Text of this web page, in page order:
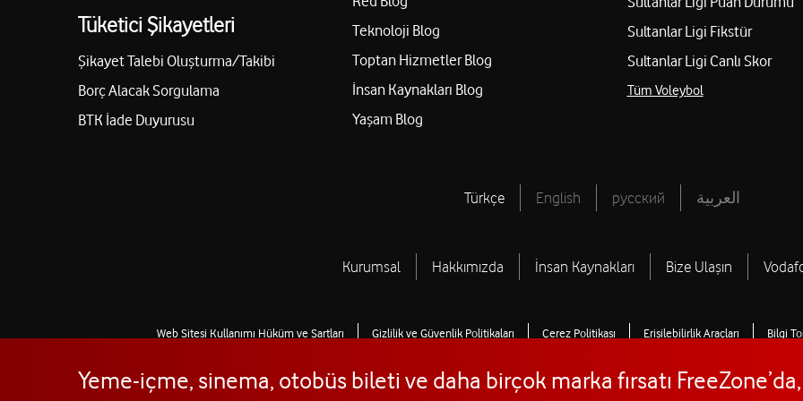
Yeme-içme, sinema, otobüs bileti ve daha birçok marka fırsatı
Tüketici Şikayetleri
Şikayet Talebi Oluşturma/Takibi
Borç Alacak Sorgulama
BTK İade Duyurusu
Teknoloji Blog
Toptan Hizmetler Blog
İnsan Kaynakları Blog
Yaşam Blog
Sultanlar Ligi Fikstür
Sultanlar Ligi Canlı Skor
Tüm Voleybol
Türkçe English русский العربية
Kurumsal Hakkımızda İnsan Kaynakları Bize Ulaşın
Web Sitesi Kullanımı Hüküm ve Şartları Gizlilik ve Güvenlik Politikaları Çerez Politikası Erişilebilirlik Araçları Bilgi
© 2026 Vodafone Türkiye